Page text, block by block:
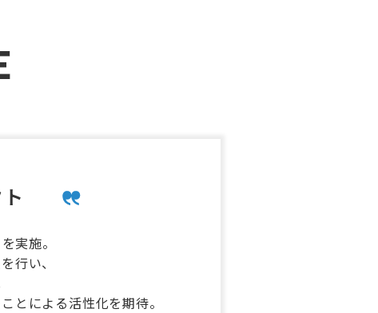
実施。
行い、
とによる活性化を期待。